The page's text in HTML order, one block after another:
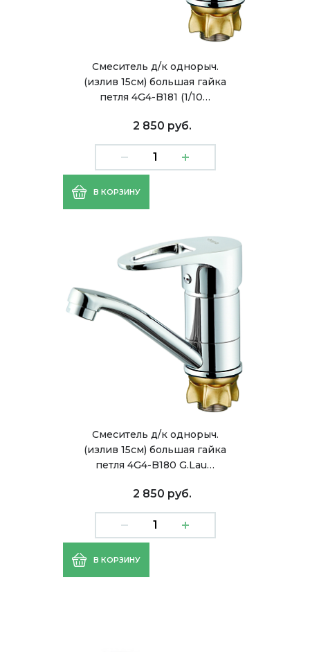
Смеситель д/к однорыч.
(излив 15см) большая гайка
петля 4G4-B181 (1/10…
2 850 руб.
В КОРЗИНУ
Смеситель д/к однорыч.
(излив 15см) большая гайка
петля 4G4-B180 G.Lau…
2 850 руб.
В КОРЗИНУ